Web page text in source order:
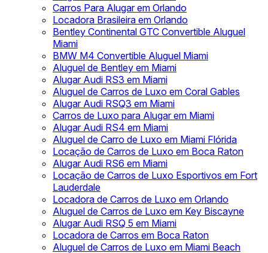
Carros Para Alugar em Orlando
Locadora Brasileira em Orlando
Bentley Continental GTC Convertible Aluguel
Miami
BMW M4 Convertible Aluguel Miami
Aluguel de Bentley em Miami
Alugar Audi RS3 em Miami
Aluguel de Carros de Luxo em Coral Gables
Alugar Audi RSQ3 em Miami
Carros de Luxo para Alugar em Miami
Alugar Audi RS4 em Miami
Aluguel de Carro de Luxo em Miami Flórida
Locação de Carros de Luxo em Boca Raton
Alugar Audi RS6 em Miami
Locação de Carros de Luxo Esportivos em Fort
Lauderdale
Locadora de Carros de Luxo em Orlando
Aluguel de Carros de Luxo em Key Biscayne
Alugar Audi RSQ 5 em Miami
Locadora de Carros em Boca Raton
Aluguel de Carros de Luxo em Miami Beach